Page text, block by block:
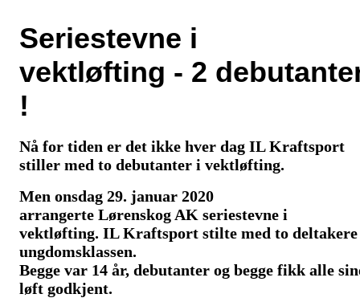
Seriestevne i
vektløfting - 2
!
Nå for tiden er det ikke hver dag IL Kraftsport
stiller med to debutanter i vektløfting.
Men onsdag 29. januar 2020
arrangerte Lørenskog AK seriestevne i
vektløfting. IL Kraftsport stilte med to
ungdomsklassen.
Begge var 14 år, debutanter og begge fikk alle
løft godkjent.